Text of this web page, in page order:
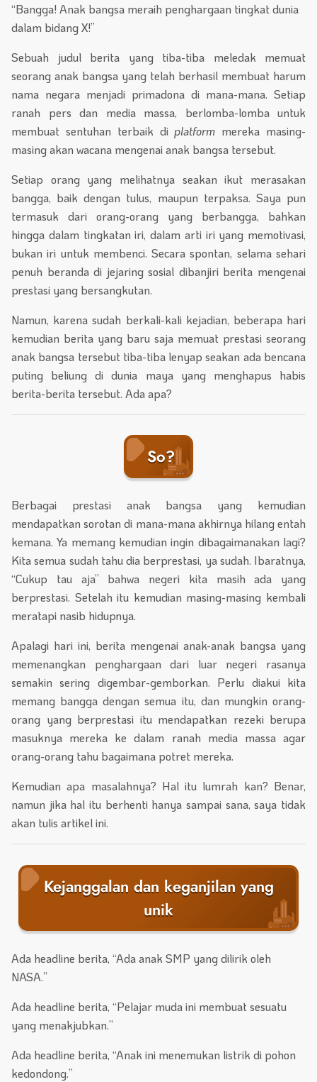
“Bangga! Anak bangsa meraih penghargaan tingkat dunia
dalam bidang X!”
Sebuah judul berita yang tiba-tiba meledak memuat
seorang anak bangsa yang telah berhasil membuat harum
nama negara menjadi primadona di mana-mana. Setiap
ranah pers dan media massa, berlomba-lomba untuk
membuat sentuhan terbaik di platform mereka masing-
masing akan wacana mengenai anak bangsa tersebut.
Setiap orang yang melihatnya seakan ikut merasakan
bangga, baik dengan tulus, maupun terpaksa. Saya pun
termasuk dari orang-orang yang berbangga, bahkan
hingga dalam tingkatan iri, dalam arti iri yang memotivasi,
bukan iri untuk membenci. Secara spontan, selama sehari
penuh beranda di jejaring sosial dibanjiri berita mengenai
prestasi yang bersangkutan.
Namun, karena sudah berkali-kali kejadian, beberapa hari
kemudian berita yang baru saja memuat prestasi seorang
anak bangsa tersebut tiba-tiba lenyap seakan ada bencana
puting beliung di dunia maya yang menghapus habis
berita-berita tersebut. Ada apa?
So?
Berbagai prestasi anak bangsa yang kemudian
mendapatkan sorotan di mana-mana akhirnya hilang entah
kemana. Ya memang kemudian ingin dibagaimanakan lagi?
Kita semua sudah tahu dia berprestasi, ya sudah. Ibaratnya,
“Cukup tau aja” bahwa negeri kita masih ada yang
berprestasi. Setelah itu kemudian masing-masing kembali
meratapi nasib hidupnya.
Apalagi hari ini, berita mengenai anak-anak bangsa yang
memenangkan penghargaan dari luar negeri rasanya
semakin sering digembar-gemborkan. Perlu diakui kita
memang bangga dengan semua itu, dan mungkin orang-
orang yang berprestasi itu mendapatkan rezeki berupa
masuknya mereka ke dalam ranah media massa agar
orang-orang tahu bagaimana potret mereka.
Kemudian apa masalahnya? Hal itu lumrah kan? Benar,
namun jika hal itu berhenti hanya sampai sana, saya tidak
akan tulis artikel ini.
Kejanggalan dan keganjilan yang
unik
Ada headline berita, “Ada anak SMP yang dilirik oleh
NASA.”
Ada headline berita, “Pelajar muda ini membuat sesuatu
yang menakjubkan.”
Ada headline berita, “Anak ini menemukan listrik di pohon
kedondong.”